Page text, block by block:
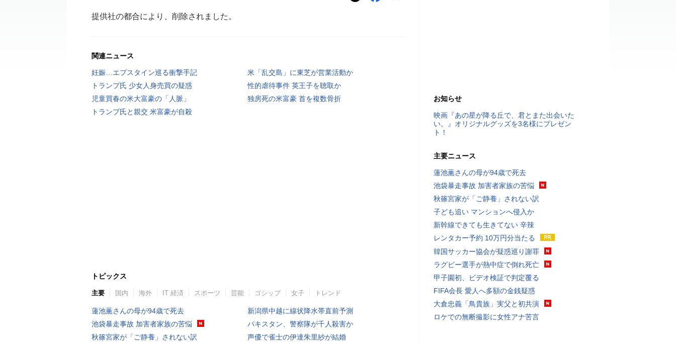
提供社の都合により、削除されました。
関連ニュース
妊娠…エプスタイン巡る衝撃手記
米「乱交島」に東芝が営業活動か
トランプ氏 少女人身売買の疑惑
性的虐待事件 英王子を聴取か
児童買春の米大富豪の「人脈」
独房死の米富豪 首を複数骨折
トランプ氏と親交 米富豪が自殺
トピックス
主要 国内 海外 IT 経済 スポーツ 芸能 ゴシップ 女子 トレンド
蓮池薫さんの母が94歳で死去
池袋暴走事故 加害者家族の苦悩
秋篠宮家が「ご静養」されない訳
新潟県中越に線状降水帯直前予測
パキスタン、警察隊が千人殺害か
声優で雀士の伊達朱里紗が結婚
お知らせ
映画『あの星が降る丘で、君とまた出会いた
い。』オリジナルグッズを3名様にプレゼン
ト！
主要ニュース
蓮池薫さんの母が94歳で死去
池袋暴走事故 加害者家族の苦悩
秋篠宮家が「ご静養」されない訳
子ども追い マンションへ侵入か
新幹線できても生きてない 辛辣
レンタカー予約 10万円分当たる
韓国サッカー協会が疑惑巡り謝罪
ラグビー選手が熱中症で倒れ死亡
甲子園初、ビデオ検証で判定覆る
FIFA会長 愛人へ多額の金銭疑惑
大倉忠義「鳥貴族」実父と初共演
ロケでの無断撮影に女性アナ苦言